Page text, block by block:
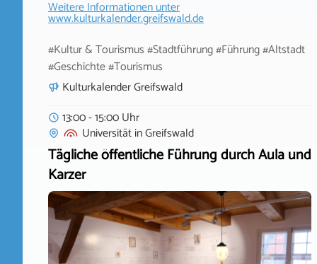
Weitere Informationen unter
www.kulturkalender.greifswald.de
#Kultur & Tourismus #Stadtführung #Führung #Altstadt
#Geschichte #Tourismus
Kulturkalender Greifswald
13:00 - 15:00 Uhr
UniversitätinGreifswald
Tägliche öffentliche Führung durch Aula und
Karzer